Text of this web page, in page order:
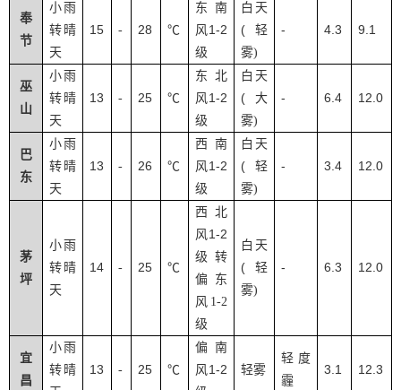
奉
节
小雨
转晴
天
15 - 28 ℃
东南
风1-2
级
白天
( 轻
雾)
- 4.3 9.1
巫
山
小雨
转晴
天
13 - 25 ℃
东北
风1-2
级
白天
( 大
雾)
- 6.4 12.0
巴
东
小雨
转晴
天
13 - 26 ℃
西南
风1-2
级
白天
( 轻
雾)
- 3.4 12.0
茅
坪
小雨
转晴
天
14 - 25 ℃
西北
风1-2
级转
偏东
风 1-2
级
白天
( 轻
雾)
- 6.3 12.0
宜
昌
小雨
转晴
13 - 25 ℃
偏南
风1-2 轻雾
轻度
霾
3.1 12.3